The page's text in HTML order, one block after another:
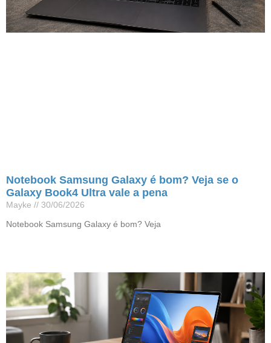
Notebook Samsung Galaxy é bom? Veja se o
Galaxy Book4 Ultra vale a pena
Mayke
30/06/2026
Notebook Samsung Galaxy é bom? Veja